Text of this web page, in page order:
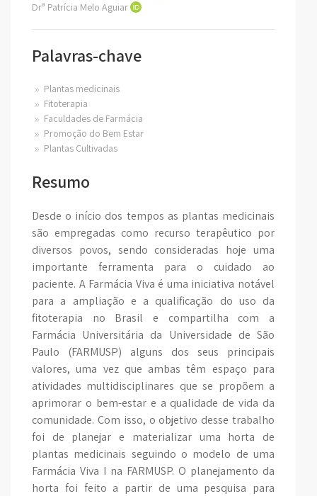
Drª Patrícia Melo Aguiar
Palavras-chave
Plantas medicinais
Fitoterapia
Faculdades de Farmácia
Promoção do Bem Estar
Plantas Cultivadas
Resumo
Desde o início dos tempos as plantas medicinais
são empregadas como recurso terapêutico por
diversos povos, sendo consideradas hoje uma
importante ferramenta para o cuidado ao
paciente. A Farmácia Viva é uma iniciativa notável
para a ampliação e a qualificação do uso da
fitoterapia no Brasil e compartilha com a
Farmácia Universitária da Universidade de São
Paulo (FARMUSP) alguns dos seus principais
valores, uma vez que ambas têm espaço para
atividades multidisciplinares que se propõem a
aprimorar o bem-estar e a qualidade de vida da
comunidade. Com isso, o objetivo desse trabalho
foi de planejar e materializar uma horta de
plantas medicinais seguindo o modelo de uma
Farmácia Viva I na FARMUSP. O planejamento da
horta foi feito a partir de uma pesquisa para